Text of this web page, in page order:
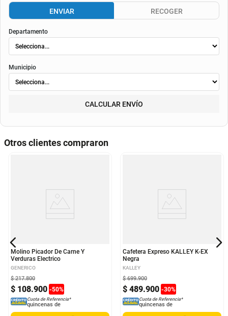
ENVIAR RECOGER
Departamento
Municipio
CALCULAR ENVÍO
Otros clientes compraron
Molino Picador De Carne Y
Verduras Electrico
GENERICO
$ 108.900 -50%
$ 217.800
Cuota de Referencia*
quincenas de
Cafetera Expreso KALLEY K-EX
Negra
KALLEY
$ 489.900 -30%
$ 699.900
Cuota de Referencia*
quincenas de